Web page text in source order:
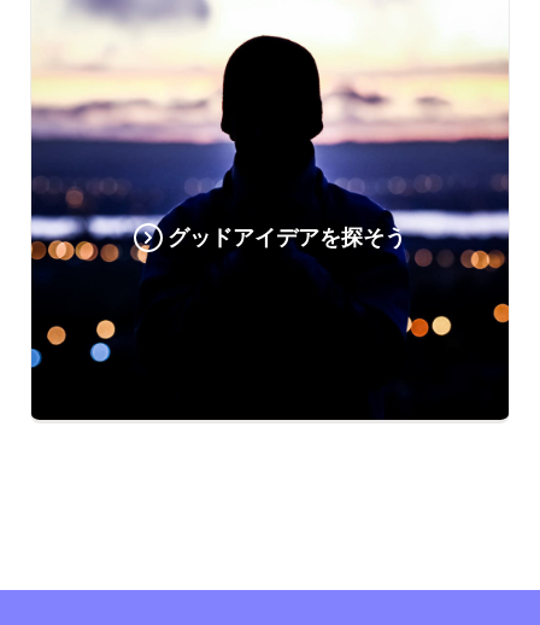
グッドアイデアを探そう